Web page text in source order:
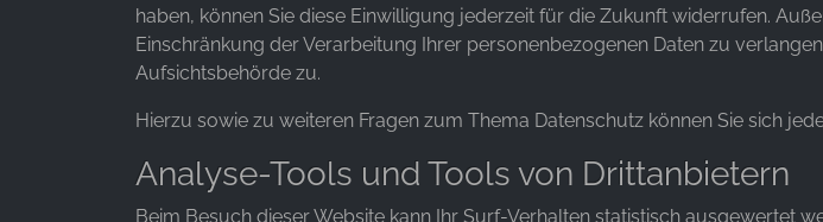
haben, können Sie diese Einwilligung jederzeit für die Zukunft widerrufen.
Einschränkung der Verarbeitung Ihrer personenbezogenen Daten zu
Aufsichtsbehörde zu.
Hierzu sowie zu weiteren Fragen zum Thema Datenschutz können Sie sich
Analyse-Tools und Tools von Drittanbietern
Beim Besuch dieser Website kann Ihr Surf-Verhalten statistisch ausgewertet